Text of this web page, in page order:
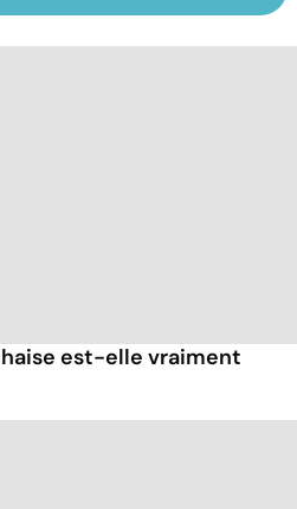
est-elle vraiment